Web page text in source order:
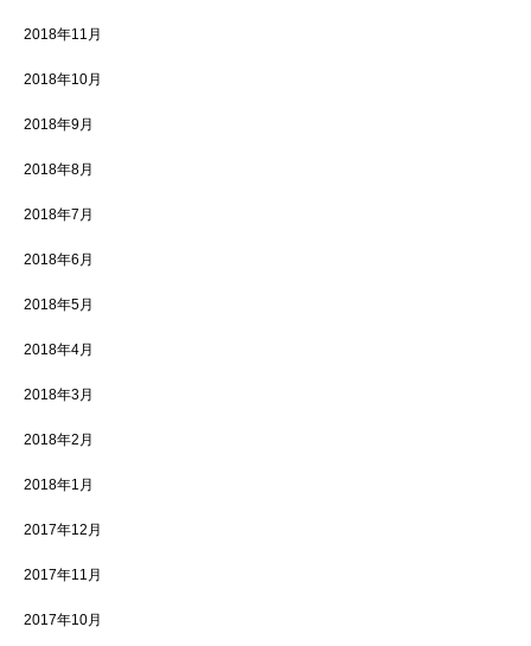
2018年11月
2018年10月
2018年9月
2018年8月
2018年7月
2018年6月
2018年5月
2018年4月
2018年3月
2018年2月
2018年1月
2017年12月
2017年11月
2017年10月